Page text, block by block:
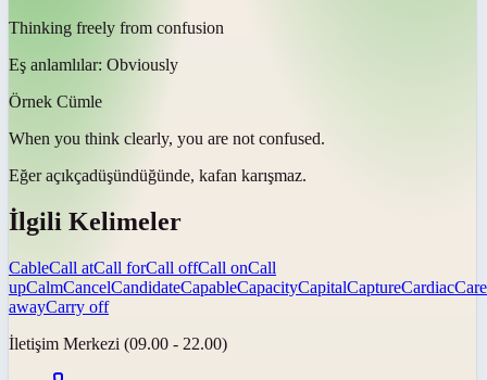
Thinking freely from confusion
Eş anlamlılar: Obviously
Örnek Cümle
When you think clearly, you are not confused.
Eğer açıkçadüşündüğünde, kafan karışmaz.
İlgili Kelimeler
CableCall atCall forCall offCall onCall
upCalmCancelCandidateCapableCapacityCapitalCaptureCardiacCare
awayCarry off
İletişim Merkezi (09.00 - 22.00)